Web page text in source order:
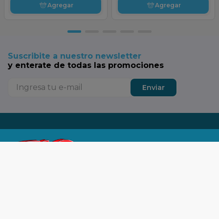
Agregar Agregar
Suscribite a nuestro newsletter
y enterate de todas las promociones
Enviar